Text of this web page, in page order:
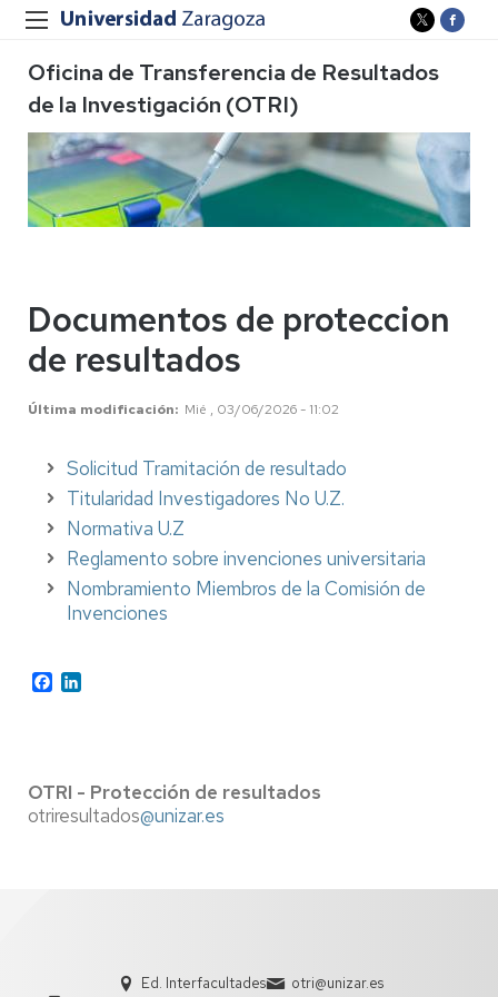
Oficina de Transferencia de Resultados
de la Investigación (OTRI)
Documentos de proteccion
de resultados
Última modificación Mié , 03/06/2026 - 11:02
Solicitud Tramitación de resultado
Titularidad Investigadores No U.Z.
Normativa U.Z
Reglamento sobre invenciones universitaria
Nombramiento Miembros de la Comisión de
Invenciones
Facebook
OTRI - Protección de resultados
otriresultados@unizar.es
Ed. Interfacultades
otri@unizar.es